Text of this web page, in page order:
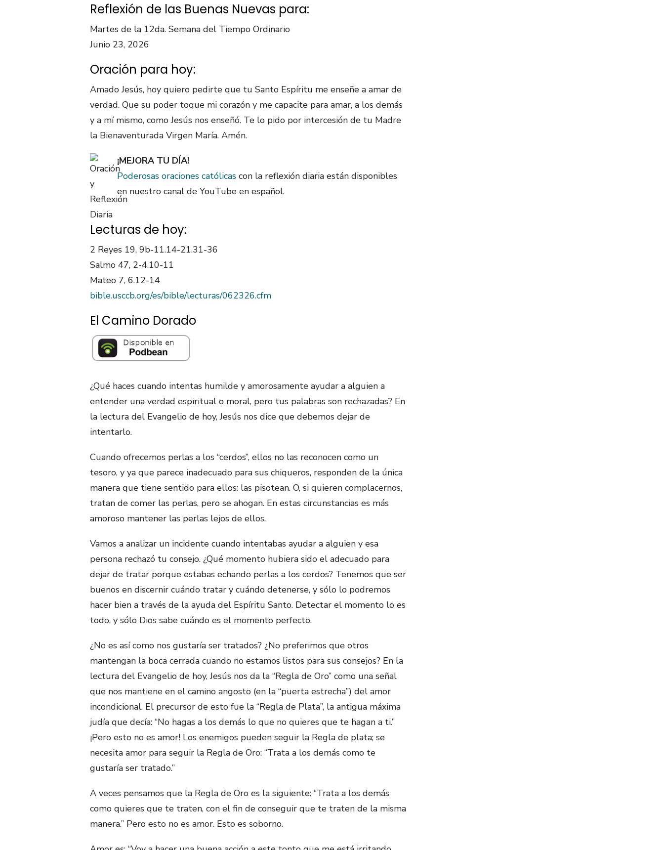
Reflexión de las Buenas Nuevas para:
Martes de la 12da. Semana del Tiempo Ordinario
Junio 23, 2026
Oración para hoy:
Amado Jesús, hoy quiero pedirte que tu Santo Espíritu me enseñe a amar de
verdad. Que su poder toque mi corazón y me capacite para amar, a los demás
y a mí mismo, como Jesús nos enseñó. Te lo pido por intercesión de tu Madre
la Bienaventurada Virgen María. Amén.
¡MEJORA TU DÍA!
Poderosas oraciones católicas con la reflexión diaria están disponibles
en nuestro canal de YouTube en español.
Lecturas de hoy:
2 Reyes 19, 9b-11.14-21.31-36
Salmo 47, 2-4.10-11
Mateo 7, 6.12-14
bible.usccb.org/es/bible/lecturas/062326.cfm
El Camino Dorado
¿Qué haces cuando intentas humilde y amorosamente ayudar a alguien a
entender una verdad espiritual o moral, pero tus palabras son rechazadas? En
la lectura del Evangelio de hoy, Jesús nos dice que debemos dejar de
intentarlo.
Cuando ofrecemos perlas a los “cerdos”, ellos no las reconocen como un
tesoro, y ya que parece inadecuado para sus chiqueros, responden de la única
manera que tiene sentido para ellos: las pisotean. O, si quieren complacernos,
tratan de comer las perlas, pero se ahogan. En estas circunstancias es más
amoroso mantener las perlas lejos de ellos.
Vamos a analizar un incidente cuando intentabas ayudar a alguien y esa
persona rechazó tu consejo. ¿Qué momento hubiera sido el adecuado para
dejar de tratar porque estabas echando perlas a los cerdos? Tenemos que ser
buenos en discernir cuándo tratar y cuándo detenerse, y sólo lo podremos
hacer bien a través de la ayuda del Espíritu Santo. Detectar el momento lo es
todo, y sólo Dios sabe cuándo es el momento perfecto.
¿No es así como nos gustaría ser tratados? ¿No preferimos que otros
mantengan la boca cerrada cuando no estamos listos para sus consejos? En la
lectura del Evangelio de hoy, Jesús nos da la “Regla de Oro” como una señal
que nos mantiene en el camino angosto (en la “puerta estrecha”) del amor
incondicional. El precursor de esto fue la “Regla de Plata”, la antigua máxima
judía que decía: “No hagas a los demás lo que no quieres que te hagan a ti.”
¡Pero esto no es amor! Los enemigos pueden seguir la Regla de plata; se
necesita amor para seguir la Regla de Oro: “Trata a los demás como te
gustaría ser tratado.”
A veces pensamos que la Regla de Oro es la siguiente: “Trata a los demás
como quieres que te traten, con el fin de conseguir que te traten de la misma
manera.” Pero esto no es amor. Esto es soborno.